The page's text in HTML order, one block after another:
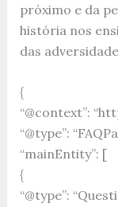
próximo e da
história nos
das
{
“@context”:
“@type”:
“mainEntity”: [
{
“@type”: